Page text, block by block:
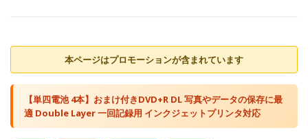
本ページはプロモーションが含まれています
【単四電池 4本】おまけ付きDVD+R DL 写真やデータの保存に最
適 Double Layer 一回記録用 インクジェットプリンタ対応